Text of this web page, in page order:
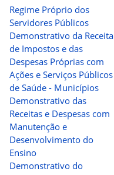
Regime Próprio dos
Servidores Públicos
Demonstrativo da Receita
de Impostos e das
Despesas Próprias com
Ações e Serviços Públicos
de Saúde - Municípios
Demonstrativo das
Receitas e Despesas com
Manutenção e
Desenvolvimento do
Ensino
Demonstrativo do